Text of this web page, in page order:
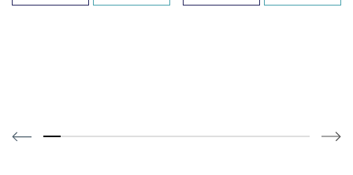
14.893617021276595% completed